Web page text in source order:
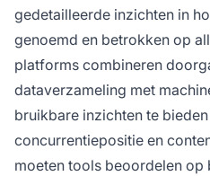
gedetailleerde inzichten in
genoemd en betrokken op
platforms combineren
dataverzameling met
bruikbare inzichten te
concurrentiepositie en
moeten tools beoordelen op